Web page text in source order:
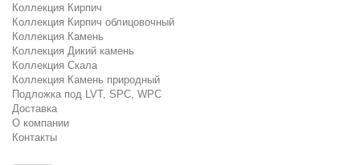
Коллекция Кирпич
Коллекция Кирпич облицовочный
Коллекция Камень
Коллекция Дикий камень
Коллекция Скала
Коллекция Камень природный
Подложка под LVT, SPC, WPC
Доставка
О компании
Контакты